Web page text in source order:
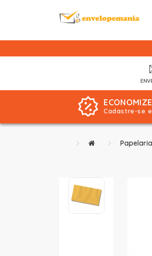
Cadastre-se
Papelaria